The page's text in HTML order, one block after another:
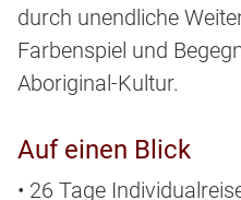
durch unendliche
Farbenspiel und
Aboriginal-Kultur.
Auf einen Blick
• 26 Tage